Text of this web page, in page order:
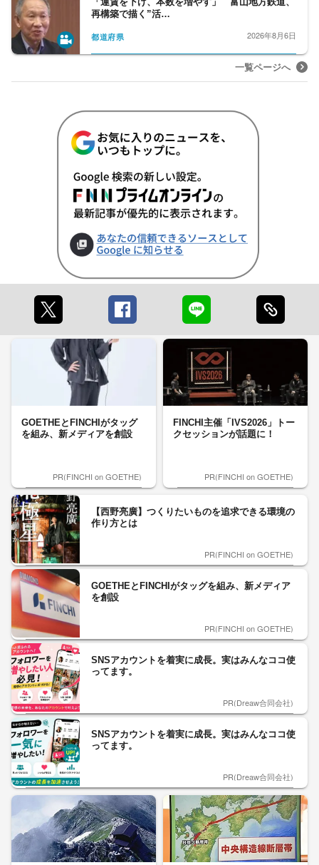
再構築で描く”活…
都道府県 2026年8月6日
一覧ページへ
GOETHEとFINCHIがタッグ
を組み、新メディアを創設
PR(FINCHI on GOETHE)
FINCHI主催「IVS2026」トー
クセッションが話題に！
PR(FINCHI on GOETHE)
【西野亮廣】つくりたいものを追求できる環境の
作り方とは
PR(FINCHI on GOETHE)
GOETHEとFINCHIがタッグを組み、新メディア
を創設
PR(FINCHI on GOETHE)
SNSアカウントを着実に成長。実はみんなココ使
ってます。
PR(Dreaw合同会社)
SNSアカウントを着実に成長。実はみんなココ使
ってます。
PR(Dreaw合同会社)